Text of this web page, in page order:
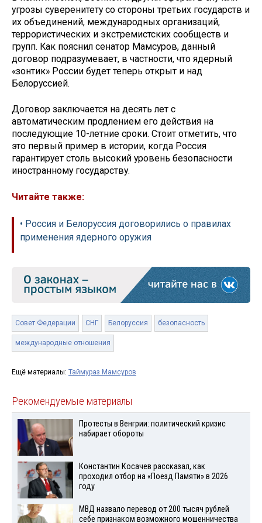
угрозы суверенитету со стороны третьих государств и
их объединений, международных организаций,
террористических и экстремистских сообществ и
групп. Как пояснил сенатор Мамсуров, данный
договор подразумевает, в частности, что ядерный
«зонтик» России будет теперь открыт и над
Белоруссией.
Договор заключается на десять лет с
автоматическим продлением его действия на
последующие 10-летние сроки. Стоит отметить, что
это первый пример в истории, когда Россия
гарантирует столь высокий уровень безопасности
иностранному государству.
Читайте также:
• Россия и Белоруссия договорились о правилах
применения ядерного оружия
Совет Федерации СНГ Белоруссия безопасность
международные отношения
Ещё материалы: Таймураз Мамсуров
Рекомендуемые материалы
Протесты в Венгрии: политический кризис
набирает обороты
Константин Косачев рассказал, как
проходил отбор на «Поезд Памяти» в 2026
году
МВД назвало перевод от 200 тысяч рублей
себе признаком возможного мошенничества